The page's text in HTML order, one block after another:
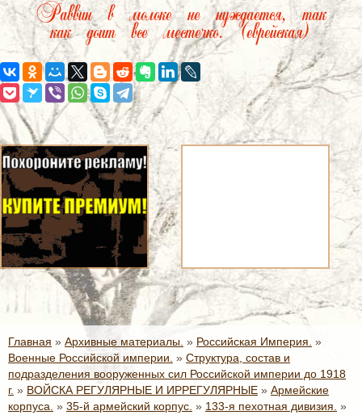
Раввин в молоке не нуждается, так
как доит все местечко. (еврейская)
Главная » Архивные материалы. » Российская Империя. »
Военные Российской империи. » Структура, состав и
подразделения вооруженных сил Российской империи до 1918
г. » ВОЙСКА РЕГУЛЯРНЫЕ И ИРРЕГУЛЯРНЫЕ » Армейские
корпуса. » 35-й армейский корпус. » 133-я пехотная дивизия. »